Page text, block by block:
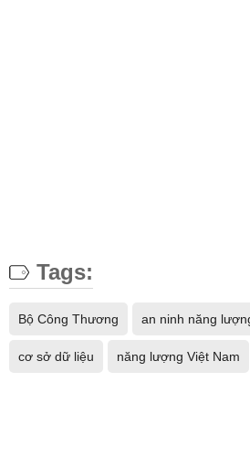
Tags:
Bộ Công Thương an ninh năng
cơ sở dữ liệu năng lượng Việt Nam